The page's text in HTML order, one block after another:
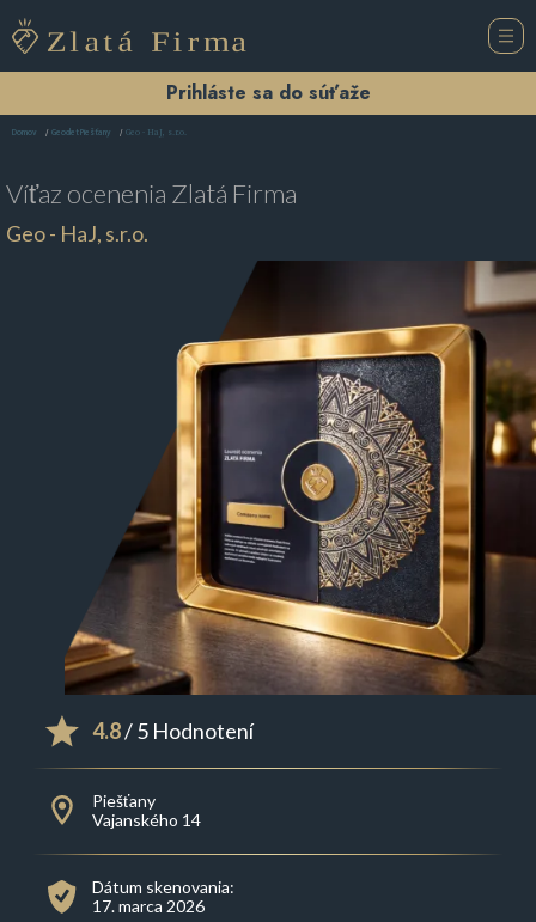
Prihláste sa do súťaže
Domov Geodet Piešťany Geo - HaJ, s.r.o.
Víťaz ocenenia Zlatá Firma
Geo - HaJ, s.r.o.
4.8/ 5 Hodnotení
Piešťany
Vajanského 14
Dátum skenovania:
17. marca 2026